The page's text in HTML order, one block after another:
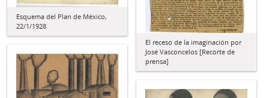
El receso de la imaginación por
José Vasconcelos [Recorte de
prensa]
Esquema del Plan de México,
22/1/1928